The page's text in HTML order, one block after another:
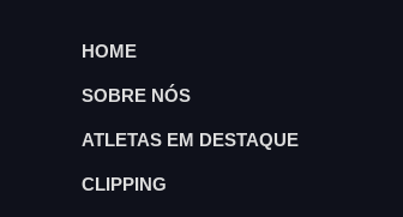
HOME
SOBRE NÓS
ATLETAS EM DESTAQUE
CLIPPING